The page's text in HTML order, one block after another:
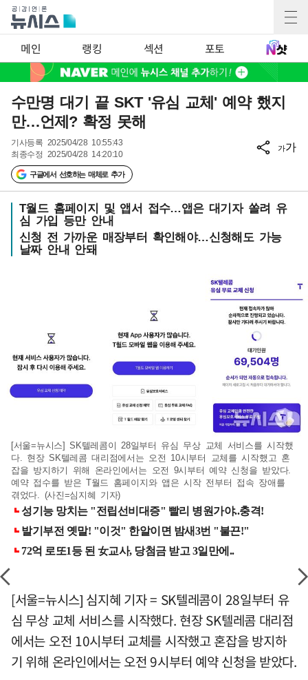
메인 랭킹 섹션 포토
수만명 대기 끝 SKT '유심 교체' 예약 했지
만…언제? 확정 못해
기사등록 2025/04/28 10:55:43
최종수정 2025/04/28 14:20:10
구글에서 선호하는 매체로 추가
가가
T월드 홈페이지 및 앱서 접수…앱은 대기자 쏠려 유
심 가입 등만 안내
신청 전 가까운 매장부터 확인해야…신청해도 가능
날짜 안내 안돼
[서울=뉴시스] SK텔레콤이 28일부터 유심 무상 교체 서비스를 시작했
다. 현장 SK텔레콤 대리점에서는 오전 10시부터 교체를 시작했고 혼
잡을 방지하기 위해 온라인에서는 오전 9시부터 예약 신청을 받았다.
예약 접수를 받은 T월드 홈페이지와 앱은 시작 전부터 접속 장애를
겪었다. (사진=심지혜 기자)
[서울=뉴시스] 심지혜 기자 = SK텔레콤이 28일부터 유
심 무상 교체 서비스를 시작했다. 현장 SK텔레콤 대리점
에서는 오전 10시부터 교체를 시작했고 혼잡을 방지하
기 위해 온라인에서는 오전 9시부터 예약 신청을 받았다.